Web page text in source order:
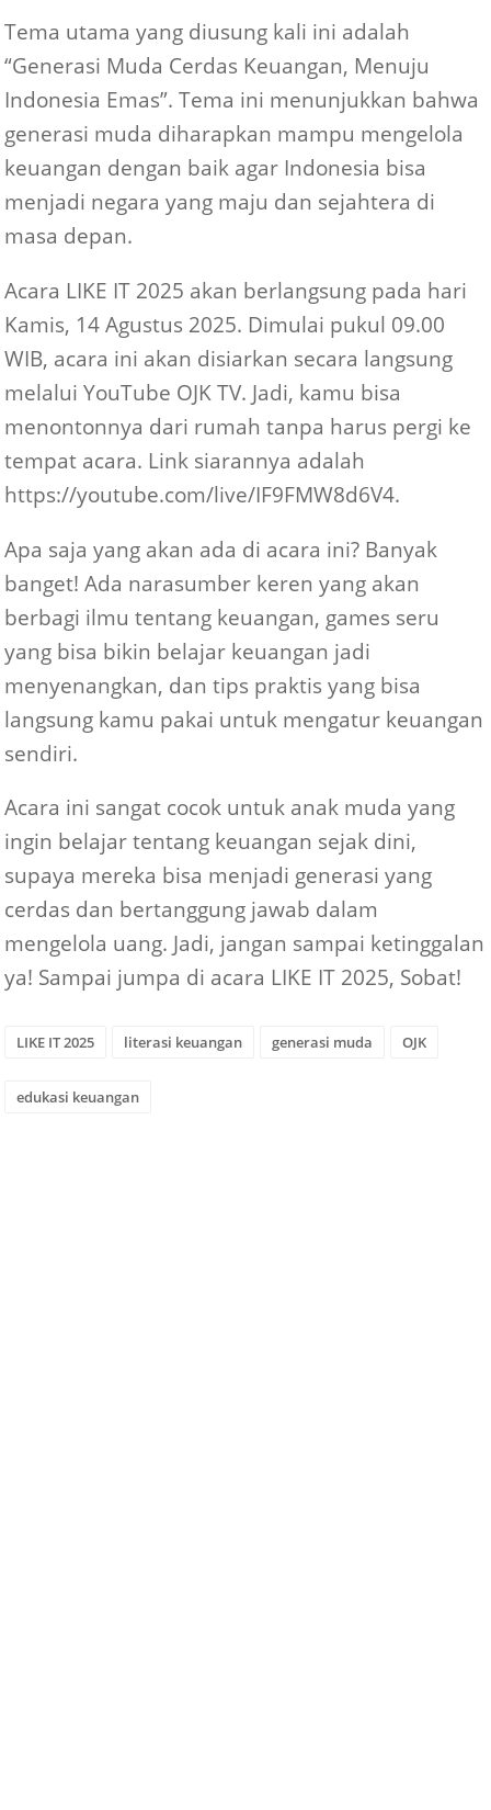
Tema utama yang diusung kali ini adalah
“Generasi Muda Cerdas Keuangan, Menuju
Indonesia Emas”. Tema ini menunjukkan bahwa
generasi muda diharapkan mampu mengelola
keuangan dengan baik agar Indonesia bisa
menjadi negara yang maju dan sejahtera di
masa depan.
Acara LIKE IT 2025 akan berlangsung pada hari
Kamis, 14 Agustus 2025. Dimulai pukul 09.00
WIB, acara ini akan disiarkan secara langsung
melalui YouTube OJK TV. Jadi, kamu bisa
menontonnya dari rumah tanpa harus pergi ke
tempat acara. Link siarannya adalah
https://youtube.com/live/IF9FMW8d6V4.
Apa saja yang akan ada di acara ini? Banyak
banget! Ada narasumber keren yang akan
berbagi ilmu tentang keuangan, games seru
yang bisa bikin belajar keuangan jadi
menyenangkan, dan tips praktis yang bisa
langsung kamu pakai untuk mengatur keuangan
sendiri.
Acara ini sangat cocok untuk anak muda yang
ingin belajar tentang keuangan sejak dini,
supaya mereka bisa menjadi generasi yang
cerdas dan bertanggung jawab dalam
mengelola uang. Jadi, jangan sampai ketinggalan
ya! Sampai jumpa di acara LIKE IT 2025, Sobat!
LIKE IT 2025 literasi keuangan generasi muda OJK
edukasi keuangan